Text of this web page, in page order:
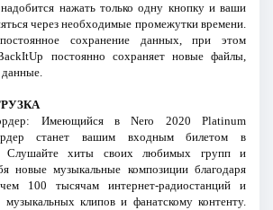
нажать только одну кнопку и ваши
через необходимые промежутки времени.
сохранение данных, при этом
постоянно сохраняет новые файлы,
данные.
Имеющийся в Nero 2020 Platinum
станет вашим входным билетом в
Слушайте хиты своих любимых групп и
новые музыкальные композиции благодаря
100 тысячам интернет-радиостанций и
музыкальных клипов и фанатскому контенту.